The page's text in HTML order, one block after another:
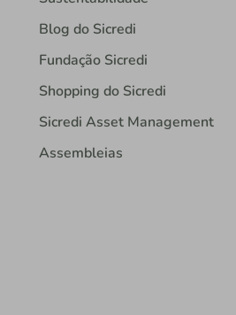
Blog do Sicredi
Fundação Sicredi
Shopping do Sicredi
Sicredi Asset Management
Assembleias